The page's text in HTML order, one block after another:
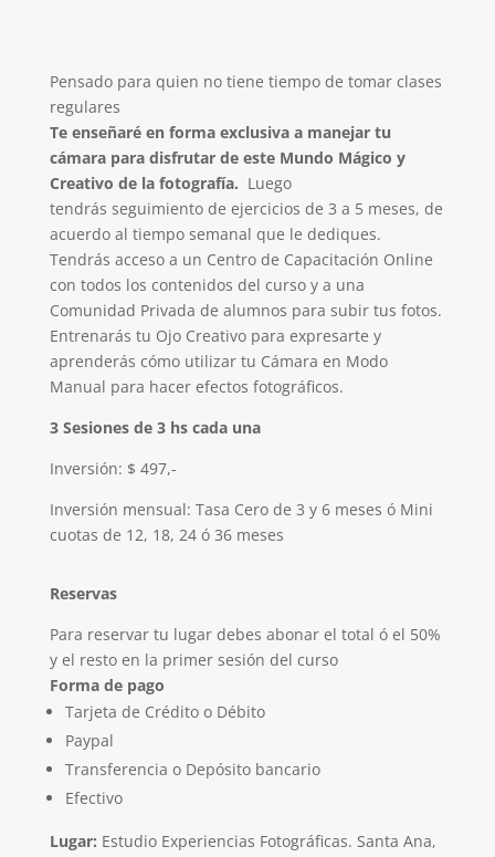
Pensado para quien no tiene tiempo de tomar clases
regulares
Te enseñaré en forma exclusiva a manejar tu
cámara para disfrutar de este Mundo Mágico y
Creativo de la fotografía. Luego
tendrás seguimiento de ejercicios de 3 a 5 meses, de
acuerdo al tiempo semanal que le dediques.
Tendrás acceso a un Centro de Capacitación Online
con todos los contenidos del curso y a una
Comunidad Privada de alumnos para subir tus fotos.
Entrenarás tu Ojo Creativo para expresarte y
aprenderás cómo utilizar tu Cámara en Modo
Manual para hacer efectos fotográficos.
3 Sesiones de 3 hs cada una
Inversión: $ 497,-
Inversión mensual: Tasa Cero de 3 y 6 meses ó Mini
cuotas de 12, 18, 24 ó 36 meses
Reservas
Para reservar tu lugar debes abonar el total ó el 50%
y el resto en la primer sesión del curso
Forma de pago
Tarjeta de Crédito o Débito
Paypal
Transferencia o Depósito bancario
Efectivo
Lugar: Estudio Experiencias Fotográficas. Santa Ana,